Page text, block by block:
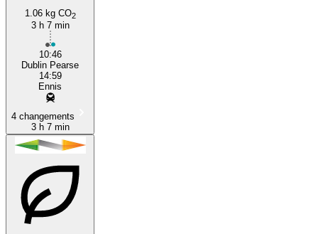
1.06 kg CO2
3 h 7 min
10:46
Dublin Pearse
14:59
Ennis
4 changements
3 h 7 min